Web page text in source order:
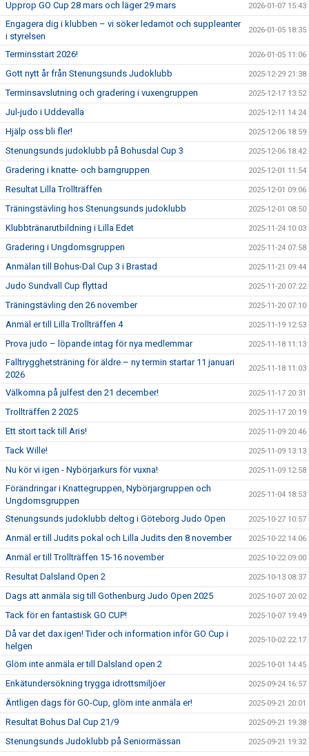
Upprop GO Cup 28 mars och läger 29 mars 2026-01-07 15:43
Engagera dig i klubben – vi söker ledamot och suppleanter
i styrelsen
2026-01-05 18:35
Terminsstart 2026! 2026-01-05 11:06
Gott nytt år från Stenungsunds Judoklubb 2025-12-29 21:38
Terminsavslutning och gradering i vuxengruppen 2025-12-17 13:52
Jul-judo i Uddevalla 2025-12-11 14:24
Hjälp oss bli fler! 2025-12-06 18:59
Stenungsunds judoklubb på Bohusdal Cup 3 2025-12-06 18:42
Gradering i knatte- och barngruppen 2025-12-01 11:54
Resultat Lilla Trollträffen 2025-12-01 09:06
Träningstävling hos Stenungsunds judoklubb 2025-12-01 08:50
Klubbtränarutbildning i Lilla Edet 2025-11-24 10:03
Gradering i Ungdomsgruppen 2025-11-24 07:58
Anmälan till Bohus-Dal Cup 3 i Brastad 2025-11-21 09:44
Judo Sundvall Cup flyttad 2025-11-20 07:22
Träningstävling den 26 november 2025-11-20 07:10
Anmäl er till Lilla Trollträffen 4 2025-11-19 12:53
Prova judo – löpande intag för nya medlemmar 2025-11-18 11:13
Falltrygghetsträning för äldre – ny termin startar 11 januari
2026
2025-11-18 11:03
Välkomna på julfest den 21 december! 2025-11-17 20:31
Trollträffen 2 2025 2025-11-17 20:19
Ett stort tack till Aris! 2025-11-09 20:46
Tack Wille! 2025-11-09 13:13
Nu kör vi igen - Nybörjarkurs för vuxna! 2025-11-09 12:58
Förändringar i Knattegruppen, Nybörjargruppen och
Ungdomsgruppen
2025-11-04 18:53
Stenungsunds judoklubb deltog i Göteborg Judo Open 2025-10-27 10:57
Anmäl er till Judits pokal och Lilla Judits den 8 november 2025-10-22 14:06
Anmäl er till Trollträffen 15-16 november 2025-10-22 09:00
Resultat Dalsland Open 2 2025-10-13 08:37
Dags att anmäla sig till Gothenburg Judo Open 2025 2025-10-07 20:02
Tack för en fantastisk GO CUP! 2025-10-07 19:49
Då var det dax igen! Tider och information inför GO Cup i
helgen
2025-10-02 22:17
Glöm inte anmäla er till Dalsland open 2 2025-10-01 14:45
Enkätundersökning trygga idrottsmiljöer 2025-09-24 16:57
Äntligen dags för GO-Cup, glöm inte anmäla er! 2025-09-21 20:01
Resultat Bohus Dal Cup 21/9 2025-09-21 19:38
Stenungsunds Judoklubb på Seniormässan 2025-09-21 19:32